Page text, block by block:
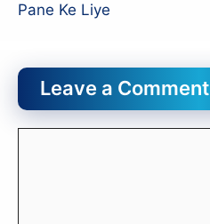
Pane Ke Liye
Leave a Comment